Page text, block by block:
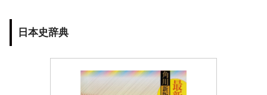
日本史辞典